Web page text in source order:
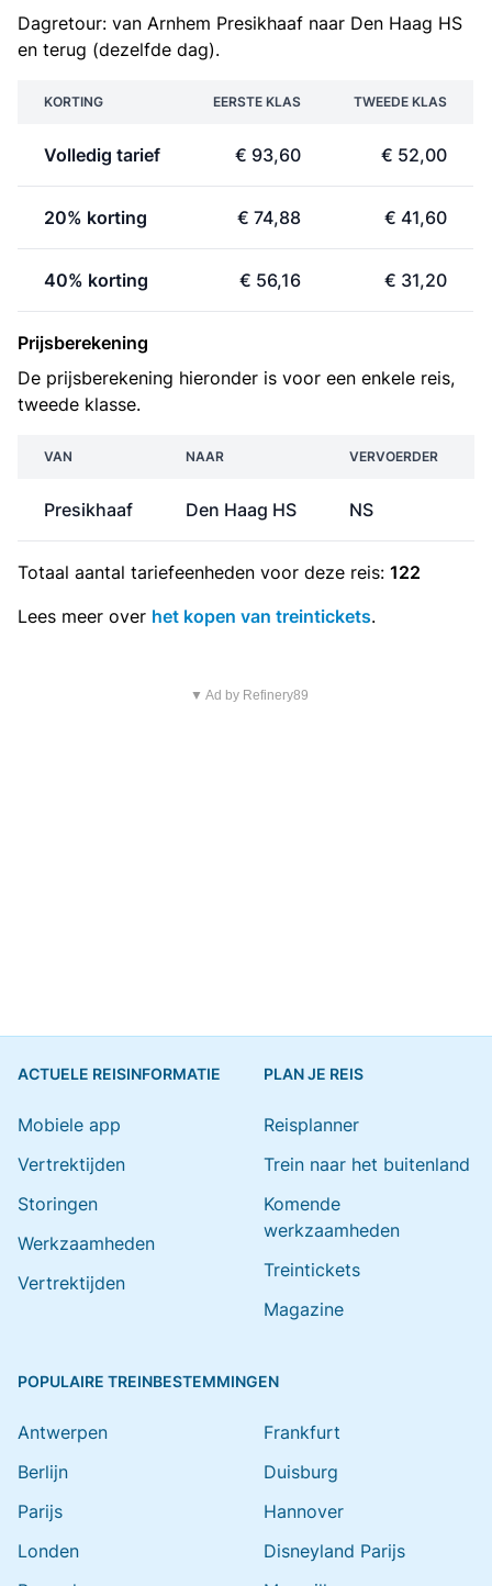
Dagretour: van Arnhem Presikhaaf naar Den Haag HS
en terug (dezelfde dag).
KORTING EERSTE KLAS TWEEDE KLAS
Volledig tarief € 93,60 € 52,00
20% korting € 74,88 € 41,60
40% korting € 56,16 € 31,20
Prijsberekening
De prijsberekening hieronder is voor een enkele reis,
tweede klasse.
VAN NAAR VERVOERDER
Presikhaaf Den Haag HS NS
Totaal aantal tariefeenheden voor deze reis: 122
Lees meer over het kopen van treintickets.
▼ Ad by Refinery89
ACTUELE REISINFORMATIE
Mobiele app
Vertrektijden
Storingen
Werkzaamheden
Vertrektijden
PLAN JE REIS
Reisplanner
Trein naar het buitenland
Komende
werkzaamheden
Treintickets
Magazine
POPULAIRE TREINBESTEMMINGEN
Antwerpen
Berlijn
Parijs
Londen
Frankfurt
Duisburg
Hannover
Disneyland Parijs